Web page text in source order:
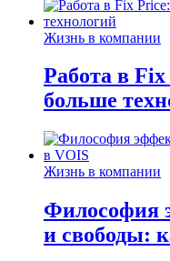
Жизнь в компании
Работа в
больше
Жизнь в компании
Философия
и свободы: